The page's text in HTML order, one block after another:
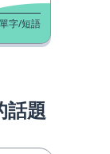
單字/短語
話題